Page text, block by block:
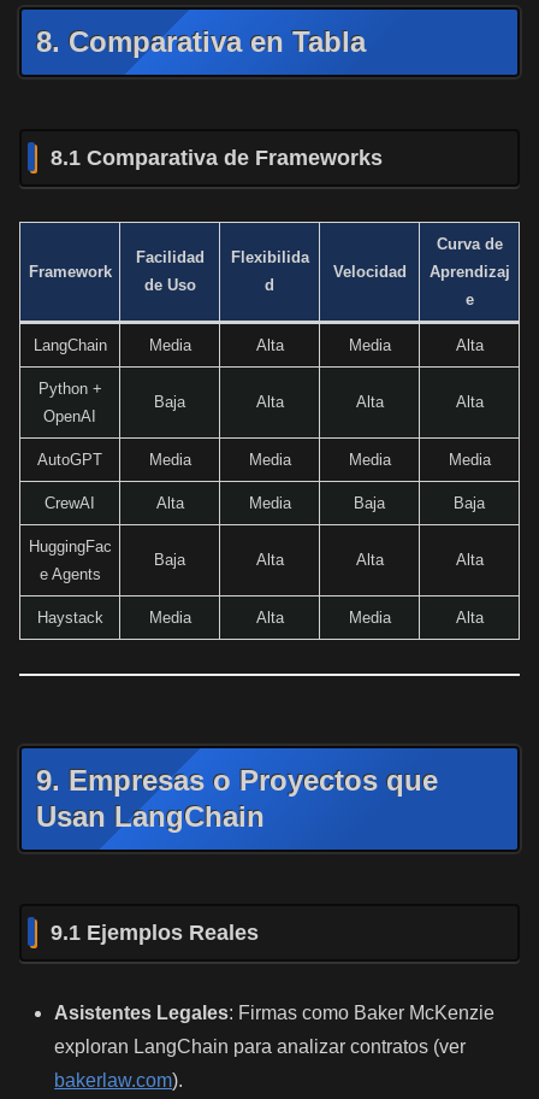
8. Comparativa en Tabla
8.1 Comparativa de Frameworks
Framework
Facilidad
de Uso
Flexibilida
d
Velocidad
Curva de
Aprendizaj
e
LangChain Media Alta Media Alta
Python +
OpenAI
Baja Alta Alta Alta
AutoGPT Media Media Media Media
CrewAI Alta Media Baja Baja
HuggingFac
e Agents
Baja Alta Alta Alta
Haystack Media Alta Media Alta
9. Empresas o Proyectos que
Usan LangChain
9.1 Ejemplos Reales
Asistentes Legales: Firmas como Baker McKenzie
exploran LangChain para analizar contratos (ver
bakerlaw.com).